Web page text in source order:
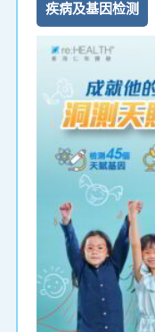
疾病及基因检测